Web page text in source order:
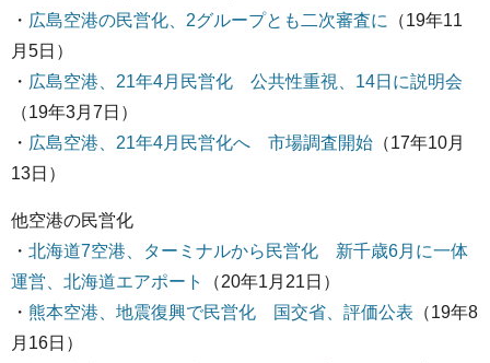
・ 広島空港の民営化、2グループとも二次審査に
（19年11
月5日）
・ 広島空港、21年4月民営化 公共性重視、14日に説明会
（19年3月7日）
・ 広島空港、21年4月民営化へ 市場調査開始 （17年10月
13日）
他空港の民営化
・ 北海道7空港、ターミナルから民営化 新千歳6月に一体
運営、北海道エアポート
（20年1月21日）
・ 熊本空港、地震復興で民営化 国交省、評価公表 （19年8
月16日）